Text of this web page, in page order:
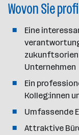
Wovon Sie
Eine
Unternehmen
Ein
Kolleg:innen
Umfassende
Attraktive